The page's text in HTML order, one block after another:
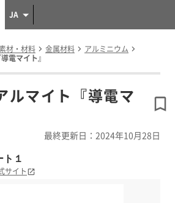
JA
材・材料 金属材料
アルミニウム
電マイト』
ルマイト『導電マ
最終更新日：2024年10月28日
１
サイト